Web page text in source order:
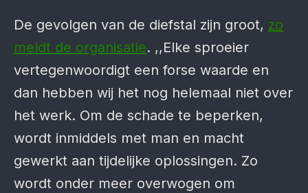
De gevolgen van de diefstal zijn groot, zo
meldt de organisatie. ,,Elke sproeier
vertegenwoordigt een forse waarde en
dan hebben wij het nog helemaal niet over
het werk. Om de schade te beperken,
wordt inmiddels met man en macht
gewerkt aan tijdelijke oplossingen. Zo
wordt onder meer overwogen om